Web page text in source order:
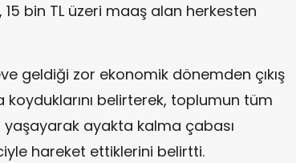
bin TL üzeri maaş alan herkesten
geldiği zor ekonomik dönemden çıkış
belirterek, toplumun tüm
ayakta kalma çabası
hareket ettiklerini belirtti.